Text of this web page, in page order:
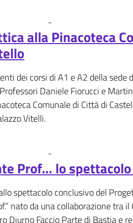
-
alla Pinacoteca
dei corsi di A1 e A2 della sede
Daniele Fiorucci e
Comunale di Città di
Vitelli.
-
Prof… lo
spettacolo conclusivo del
nato da una collaborazione tra
Diurno Faccio Parte di Bastia e